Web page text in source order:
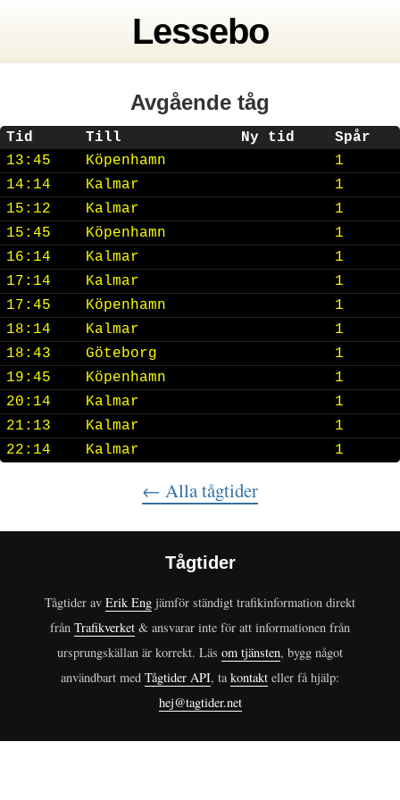
Lessebo
Avgående tåg
Tid Till Ny tid
Spår
13:45
Köpenhamn
1
14:14
Kalmar
1
15:12
Kalmar
1
15:45
Köpenhamn
1
16:14
Kalmar
1
17:14
Kalmar
1
17:45
Köpenhamn
1
18:14
Kalmar
1
18:43
Göteborg
1
19:45
Köpenhamn
1
20:14
Kalmar
1
21:13
Kalmar
1
22:14
Kalmar 1
← Alla tågtider
Tågtider
Tågtider av Erik Eng jämför ständigt trafikinformation direkt
från Trafikverket & ansvarar inte för att informationen från
ursprungskällan är korrekt. Läs om tjänsten, bygg något
användbart med Tågtider API, takontakt eller få hjälp:
hej@tagtider.net